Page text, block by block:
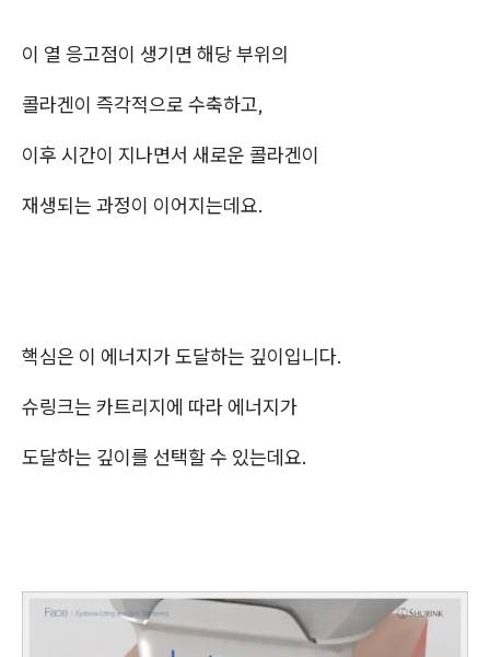
이 열 응고점이 생기면 해당 부위의
콜라겐이 즉각적으로 수축하고,
이후 시간이 지나면서 새로운 콜라겐이
재생되는 과정이 이어지는데요.
핵심은 이 에너지가 도달하는 깊이입니다.
슈링크는 카트리지에 따라 에너지가
도달하는 깊이를 선택할 수 있는데요.